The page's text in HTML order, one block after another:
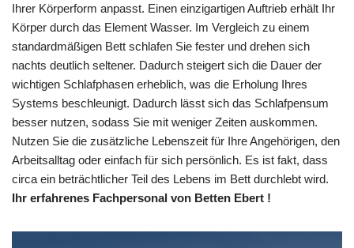
Ihrer Körperform anpasst. Einen einzigartigen Auftrieb erhält Ihr
Körper durch das Element Wasser. Im Vergleich zu einem
standardmäßigen Bett schlafen Sie fester und drehen sich
nachts deutlich seltener. Dadurch steigert sich die Dauer der
wichtigen Schlafphasen erheblich, was die Erholung Ihres
Systems beschleunigt. Dadurch lässt sich das Schlafpensum
besser nutzen, sodass Sie mit weniger Zeiten auskommen.
Nutzen Sie die zusätzliche Lebenszeit für Ihre Angehörigen, den
Arbeitsalltag oder einfach für sich persönlich. Es ist fakt, dass
circa ein beträchtlicher Teil des Lebens im Bett durchlebt wird.
Ihr erfahrenes Fachpersonal von Betten Ebert !